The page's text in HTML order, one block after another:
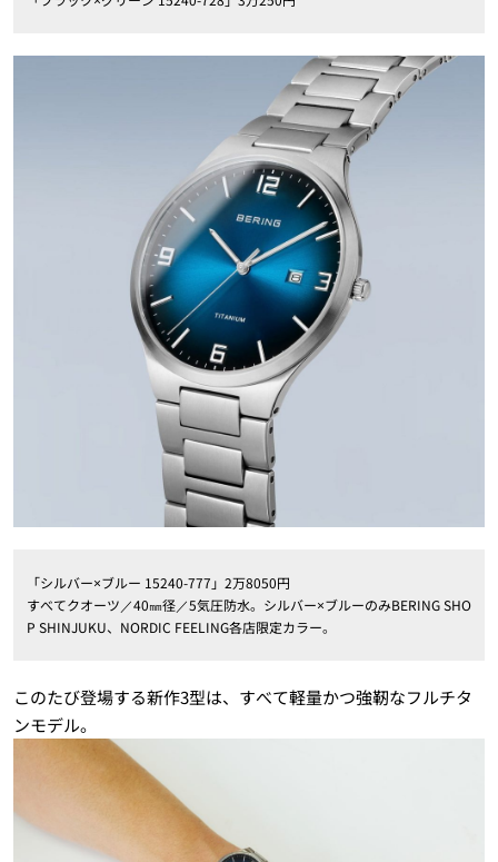
「シルバー×ブルー 15240-777」2万8050円
すべてクオーツ／40㎜径／5気圧防水。シルバー×ブルーのみBERING SHO
P SHINJUKU、NORDIC FEELING各店限定カラー。
このたび登場する新作3型は、すべて軽量かつ強靭なフルチタ
ンモデル。